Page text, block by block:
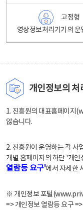
고정형
영상정보처리기기의 운
개인정보의 처
1. 진흥원의 대표홈페이지
않습니다.
2. 진흥원이 운영하는 각 사
개별 홈페이지의 하단 '개인
열람등 요구'에서 자세한
※ 개인정보 포털
=> 개인정보 열람등 요구